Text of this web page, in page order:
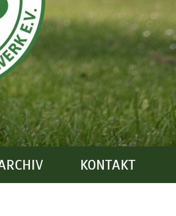
KONTAKT